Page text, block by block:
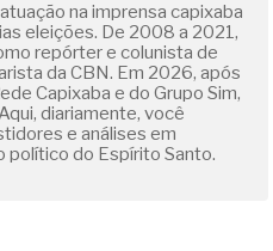
na imprensa capixaba
eleições. De 2008 a 2021,
repórter e colunista de
da CBN. Em 2026, após
Capixaba e do Grupo Sim,
diariamente, você
e análises em
político do Espírito Santo.